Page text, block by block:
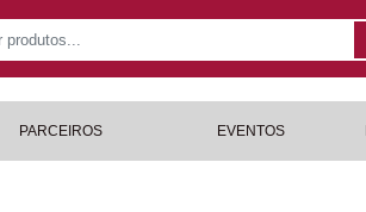
PARCEIROS EVENTOS